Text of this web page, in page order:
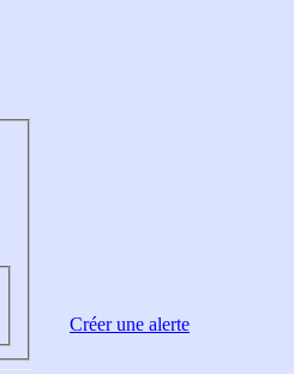
Créer une alerte